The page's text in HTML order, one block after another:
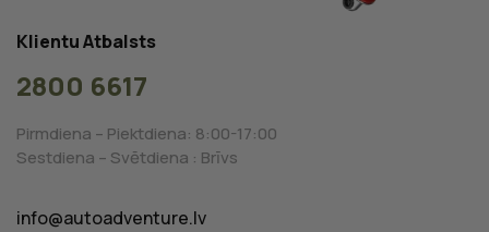
Klientu Atbalsts
2800 6617
Pirmdiena – Piektdiena: 8:00-17:00
Sestdiena – Svētdiena : Brīvs
info@autoadventure.lv